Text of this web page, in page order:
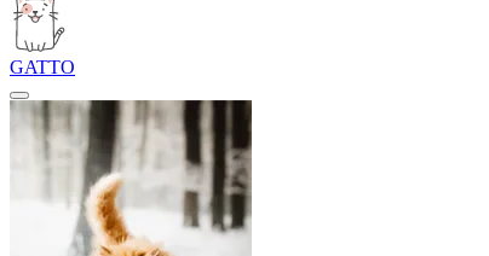
GATTO